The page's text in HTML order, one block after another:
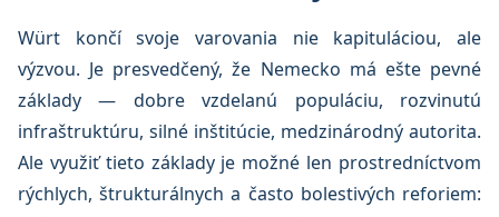
Würt končí svoje varovania nie kapituláciou, ale
výzvou. Je presvedčený, že Nemecko má ešte pevné
základy — dobre vzdelanú populáciu, rozvinutú
infraštruktúru, silné inštitúcie, medzinárodný autorita.
Ale využiť tieto základy je možné len prostredníctvom
rýchlych, štrukturálnych a často bolestivých reforiem: